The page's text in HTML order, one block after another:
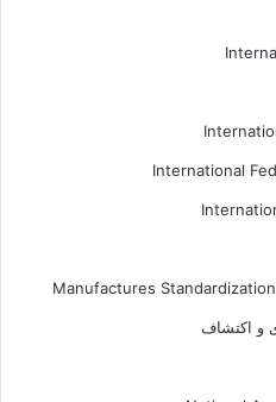
International
Manufactures